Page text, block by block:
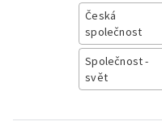
Česká
společnost
Společnost -
svět